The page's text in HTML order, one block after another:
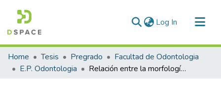
Log In (current)
Communities & Collections
All of DSpace
Home Tesis Pregrado
Facultad de Odontologia
E.P. Odontologia
Relación entre la morfología del conducto nasopalatino y el tipo de dentición en imágenes tomográficas del Centro de Diagnóstico en Radiología Maxilofacial 3D Arequipa 2025